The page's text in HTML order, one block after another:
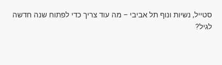
סטייל, נשיות ונוף תל אביבי – מה עוד צריך כדי לפתוח שנה חדשה
לגיל?